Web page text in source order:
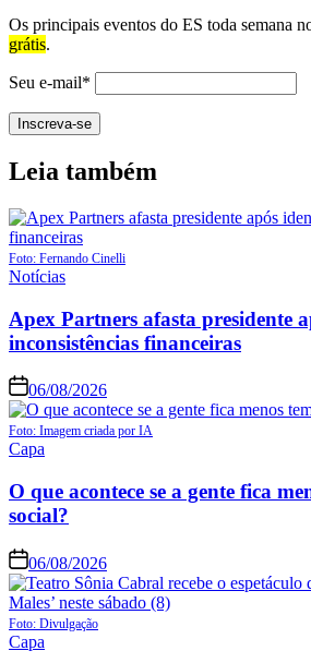
Os principais eventos do ES toda semana
grátis.
Seu e-mail*
Leia também
Foto: Fernando Cinelli
Notícias
Apex Partners afasta presidente
inconsistências financeiras
06/08/2026
Foto: Imagem criada por IA
Capa
O que acontece se a gente fica
social?
06/08/2026
Foto: Divulgação
Capa